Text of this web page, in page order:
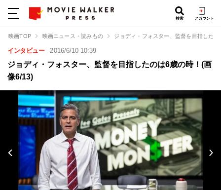
検索 アカウント
映画TOP 映画ニュース・読みもの ジョディ・フォスター、監督を目指したの
インタビュー 2016/6/10 10:39
ジョディ・フォスター、監督を目指したのは6歳の時！(画
像6/13)